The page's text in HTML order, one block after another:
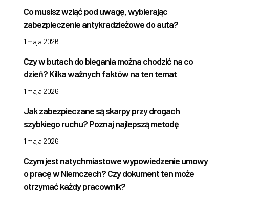
Co musisz wziąć pod uwagę, wybierając
zabezpieczenie antykradzieżowe do auta?
1 maja 2026
Czy w butach do biegania można chodzić na co
dzień? Kilka ważnych faktów na ten temat
1 maja 2026
Jak zabezpieczane są skarpy przy drogach
szybkiego ruchu? Poznaj najlepszą metodę
1 maja 2026
Czym jest natychmiastowe wypowiedzenie umowy
o pracę w Niemczech? Czy dokument ten może
otrzymać każdy pracownik?